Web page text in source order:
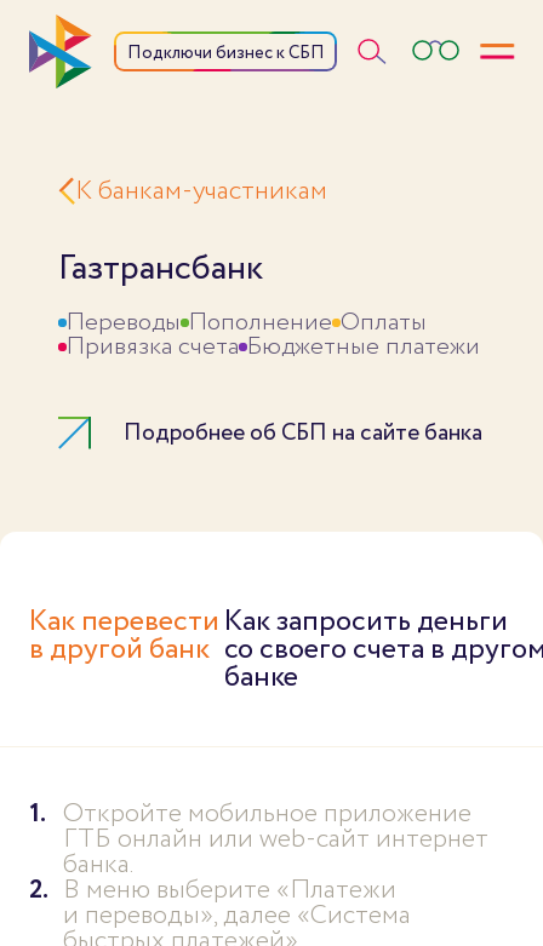
Подключи бизнес к СБП
К банкам-участникам
Газтрансбанк
Переводы Пополнение Оплаты
Привязка счета Бюджетные платежи
Подробнее об СБП на сайте банка
Как перевести
в другой банк
Как запросить деньги
со своего счета в
банке
Откройте мобильное приложение
ГТБ онлайн или web-сайт интернет
банка.
В меню выберите «Платежи
и переводы», далее «Система